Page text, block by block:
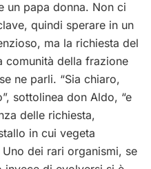
un papa donna. Non ci
quindi sperare in un
ma la richiesta del
comunità della frazione
ne parli. “Sia chiaro,
sottolinea don Aldo, “e
delle richiesta,
in cui vegeta
dei rari organismi, se